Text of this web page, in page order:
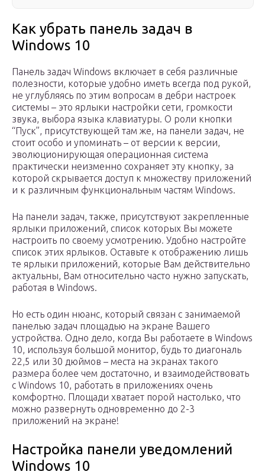
Как убрать панель задач в
Windows 10
Панель задач Windows включает в себя различные
полезности, которые удобно иметь всегда под рукой,
не углубляясь по этим вопросам в дебри настроек
системы – это ярлыки настройки сети, громкости
звука, выбора языка клавиатуры. О роли кнопки
“Пуск”, присутствующей там же, на панели задач, не
стоит особо и упоминать – от версии к версии,
эволюционирующая операционная система
практически неизменно сохраняет эту кнопку, за
которой скрывается доступ к множеству приложений
и к различным функциональным частям Windows.
На панели задач, также, присутствуют закрепленные
ярлыки приложений, список которых Вы можете
настроить по своему усмотрению. Удобно настройте
список этих ярлыков. Оставьте к отображению лишь
те ярлыки приложений, которые Вам действительно
актуальны, Вам относительно часто нужно запускать,
работая в Windows.
Но есть один нюанс, который связан с занимаемой
панелью задач площадью на экране Вашего
устройства. Одно дело, когда Вы работаете в Windows
10, используя большой монитор, будь то диагональ
22,5 или 30 дюймов – места на экранах такого
размера более чем достаточно, и взаимодействовать
с Windows 10, работать в приложениях очень
комфортно. Площади хватает порой настолько, что
можно развернуть одновременно до 2-3
приложений на экране!
Настройка панели уведомлений
Windows 10